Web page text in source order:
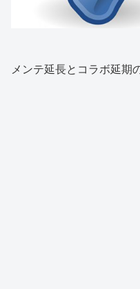
メンテ延長とコラボ延期